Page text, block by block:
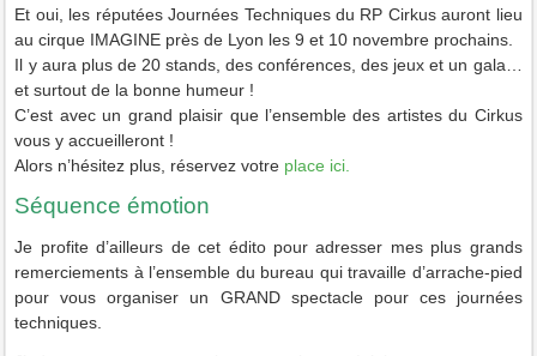
Et oui, les réputées Journées Techniques du RP Cirkus auront lieu
au cirque IMAGINE près de Lyon les 9 et 10 novembre prochains.
Il y aura plus de 20 stands, des conférences, des jeux et un gala…
et surtout de la bonne humeur !
C’est avec un grand plaisir que l’ensemble des artistes du Cirkus
vous y accueilleront !
Alors n’hésitez plus, réservez votre place ici.
Séquence émotion
Je profite d’ailleurs de cet édito pour adresser mes plus grands
remerciements à l’ensemble du bureau qui travaille d’arrache-pied
pour vous organiser un GRAND spectacle pour ces journées
techniques.